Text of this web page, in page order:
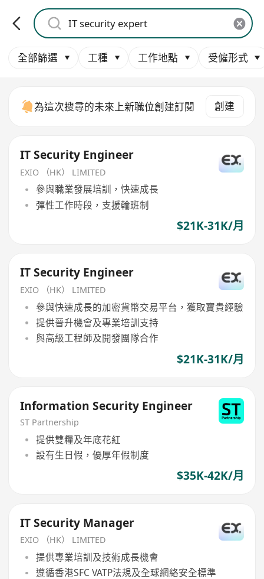
全部篩選 工種 工作地點 受僱形式
為這次搜尋的未來上新職位創建訂閱 創建
IT Security Engineer
EXIO （HK） LIMITED
參與職業發展培訓，快速成長
彈性工作時段，支援輪班制
$21K-31K/月
IT Security Engineer
EXIO （HK） LIMITED
參與快速成長的加密貨幣交易平台，獲取寶貴經驗
提供晉升機會及專業培訓支持
與高級工程師及開發團隊合作
$21K-31K/月
Information Security Engineer
ST Partnership
提供雙糧及年底花紅
設有生日假，優厚年假制度
$35K-42K/月
IT Security Manager
EXIO （HK） LIMITED
提供專業培訓及技術成長機會
遵循香港SFC VATP法規及全球網絡安全標準